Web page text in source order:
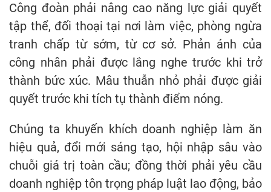
Công đoàn phải nâng cao năng lực giải quyết
tập thể, đối thoại tại nơi làm việc, phòng ngừa
tranh chấp từ sớm, từ cơ sở. Phản ánh của
công nhân phải được lắng nghe trước khi trở
thành bức xúc. Mâu thuẫn nhỏ phải được giải
quyết trước khi tích tụ thành điểm nóng.
Chúng ta khuyến khích doanh nghiệp làm ăn
hiệu quả, đổi mới sáng tạo, hội nhập sâu vào
chuỗi giá trị toàn cầu; đồng thời phải yêu cầu
doanh nghiệp tôn trọng pháp luật lao động, bảo